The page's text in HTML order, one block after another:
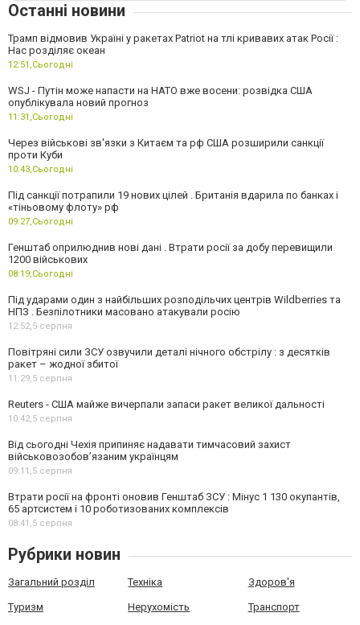
Останні новини
Трамп відмовив Україні у ракетах Patriot на тлі кривавих атак Росії :
Нас розділяє океан
12:51,Сьогодні
WSJ - Путін може напасти на НАТО вже восени: розвідка США
опублікувала новий прогноз
11:31,Сьогодні
Через військові зв'язки з Китаєм та рф США розширили санкції
проти Куби
10:43,Сьогодні
Під санкції потрапили 19 нових цілей . Британія вдарила по банках і
«тіньовому флоту» рф
09:27,Сьогодні
Генштаб оприлюднив нові дані . Втрати росії за добу перевищили
1200 військових
08:19,Сьогодні
Під ударами один з найбільших розподільчих центрів Wildberries та
НПЗ . Безпілотники масовано атакували росію
12:52,5 серпня
Повітряні сили ЗСУ озвучили деталі нічного обстрілу : з десятків
ракет – жодної збитої
11:29,5 серпня
Reuters - США майже вичерпали запаси ракет великої дальності
10:42,5 серпня
Від сьогодні Чехія припиняє надавати тимчасовий захист
військовозобов’язаним українцям
09:11,5 серпня
Втрати росії на фронті оновив Генштаб ЗСУ : Мінус 1 130 окупантів,
65 артсистем і 10 роботизованих комплексів
08:41,5 серпня
Рубрики новин
Загальний розділ Техніка Здоров'я
Туризм Нерухомість Транспорт